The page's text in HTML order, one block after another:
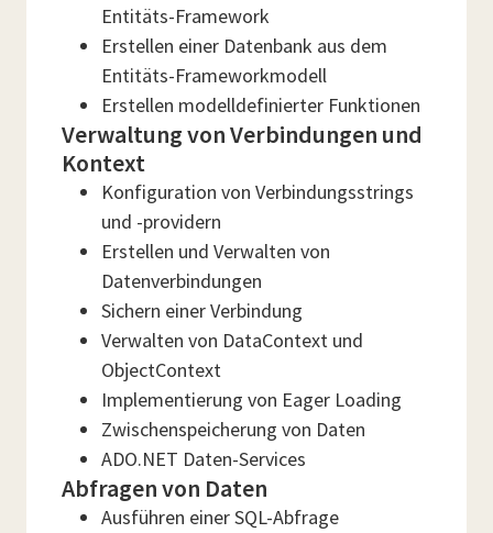
Entitäts-Framework
Erstellen einer Datenbank aus dem
Entitäts-Frameworkmodell
Erstellen modelldefinierter Funktionen
Verwaltung von Verbindungen und
Kontext
Konfiguration von Verbindungsstrings
und -providern
Erstellen und Verwalten von
Datenverbindungen
Sichern einer Verbindung
Verwalten von DataContext und
ObjectContext
Implementierung von Eager Loading
Zwischenspeicherung von Daten
ADO.NET Daten-Services
Abfragen von Daten
Ausführen einer SQL-Abfrage